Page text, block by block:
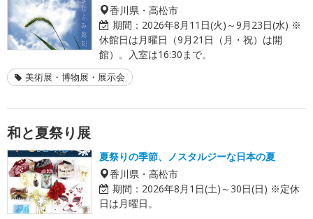
香川県・高松市
期間： 2026年8月11日(火)～9月23日(水) ※
休館日は月曜日（9月21日（月・祝）は開
館）。入室は16:30まで。
美術展・博物展・展示会
和と夏祭り展
夏祭りの季節、ノスタルジーな日本の夏
香川県・高松市
期間： 2026年8月1日(土)～30日(日) ※定休
日は月曜日。